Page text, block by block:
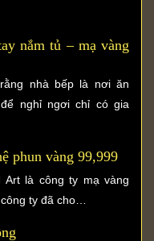
nắm tủ – mạ vàng
nhà bếp là nơi ăn
nghỉ ngơi chỉ có gia
phun vàng 99,999
Art là công ty mạ vàng
ty đã cho…